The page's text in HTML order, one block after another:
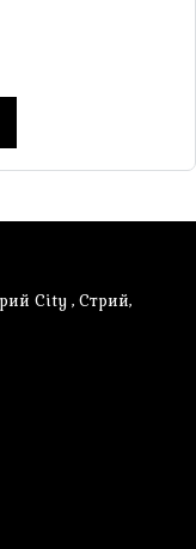
City , Стрий,